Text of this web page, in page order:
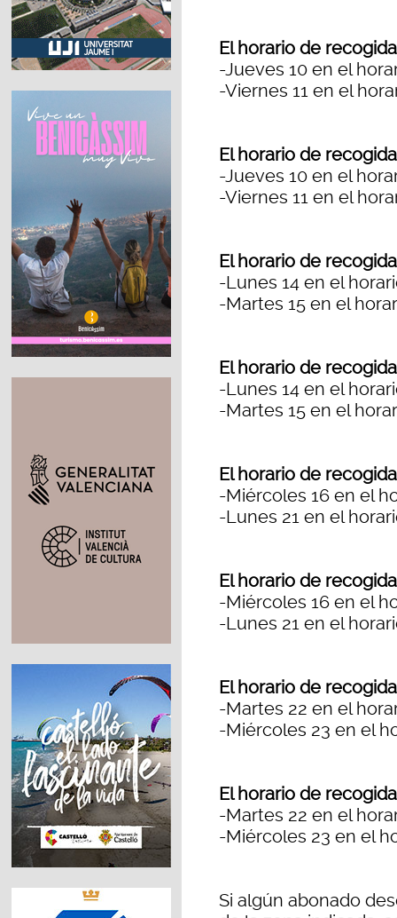
El horario de
-Jueves 10 en el
-Viernes 11 en el
El horario de
-Jueves 10 en el
-Viernes 11 en el
El horario de
-Lunes 14 en el
-Martes 15 en el
El horario de
-Lunes 14 en el
-Martes 15 en el
El horario de
-Miércoles 16 en el
-Lunes 21 en el
El horario de
-Miércoles 16 en el
-Lunes 21 en el
El horario de
-Martes 22 en el
-Miércoles 23 en el
El horario de
-Martes 22 en el
-Miércoles 23 en el
Si algún abonado